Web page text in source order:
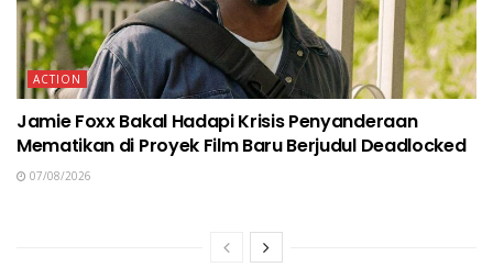
ACTION
Jamie Foxx Bakal Hadapi Krisis Penyanderaan
Mematikan di Proyek Film Baru Berjudul Deadlocked
07/08/2026